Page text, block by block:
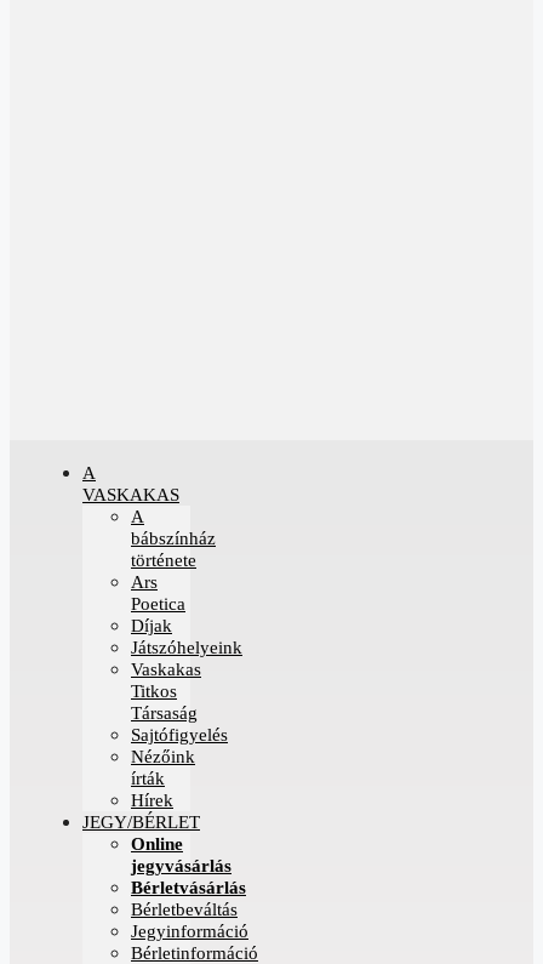
A
VASKAKAS
A
bábszínház
története
Ars
Poetica
Díjak
Játszóhelyeink
Vaskakas
Titkos
Társaság
Sajtófigyelés
Nézőink
írták
Hírek
JEGY/BÉRLET
Online
jegyvásárlás
Bérletvásárlás
Bérletbeváltás
Jegyinformáció
Bérletinformáció